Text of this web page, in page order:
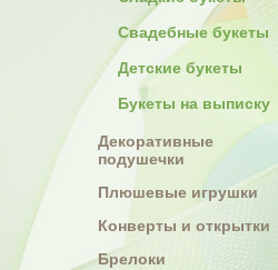
Свадебные букеты
Детские букеты
Букеты на выписку
Декоративные
подушечки
Плюшевые игрушки
Конверты и открытки
Брелоки